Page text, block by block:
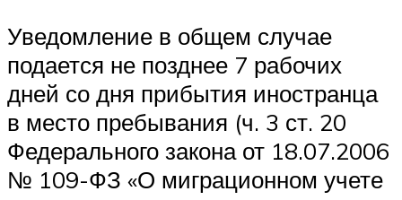
Уведомление в общем случае
подается не позднее 7 рабочих
дней со дня прибытия иностранца
в место пребывания (ч. 3 ст. 20
Федерального закона от 18.07.2006
№ 109-ФЗ «О миграционном учете